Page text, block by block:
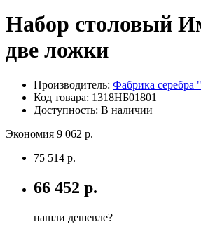
Набор столовый
две ложки
Производитель: Фабрика серебра
Код товара: 1318НБ01801
Доступность: В наличии
Экономия 9 062 р.
75 514 р.
66 452 р.
нашли дешевле?